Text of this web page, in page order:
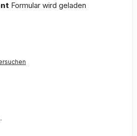
Formular wird geladen